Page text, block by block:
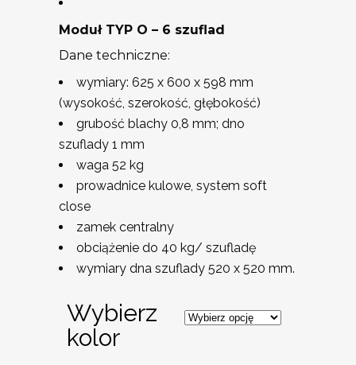
Moduł TYP O – 6 szuflad
Dane techniczne:
wymiary: 625 x 600 x 598 mm
(wysokość, szerokość, głębokość)
grubość blachy 0,8 mm; dno
szuflady 1 mm
waga 52 kg
prowadnice kulowe, system soft
close
zamek centralny
obciążenie do 40 kg/ szufladę
wymiary dna szuflady 520 x 520 mm.
Wybierz
kolor